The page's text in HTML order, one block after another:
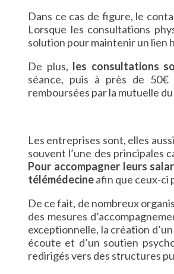
Dans ce cas de figure, le
Lorsque les consultations
solution pour maintenir un lien
De plus, les consultations
séance, puis à près de 50€
remboursées par la mutuelle
Les entreprises sont, elles
souvent l’une des principales
Pour accompagner leurs
télémédecineafin que ceux-ci
De ce fait, de nombreux
des mesures
exceptionnelle, la création
écoute et d’un soutien
redirigés vers des structures